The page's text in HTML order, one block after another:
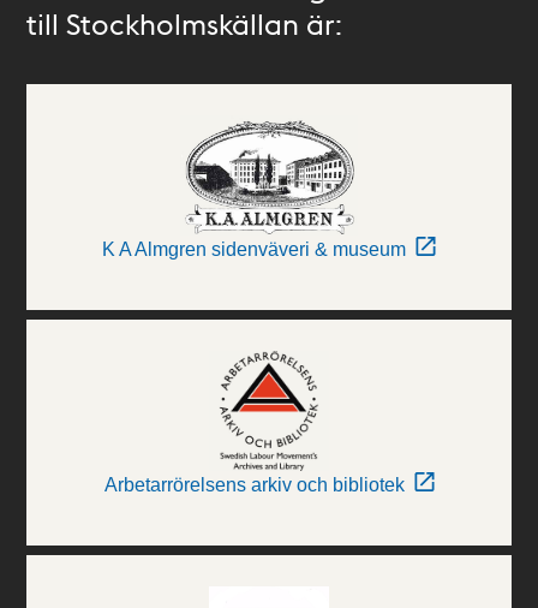
till Stockholmskällan är:
K A Almgren sidenväveri & museum
Arbetarrörelsens arkiv och bibliotek